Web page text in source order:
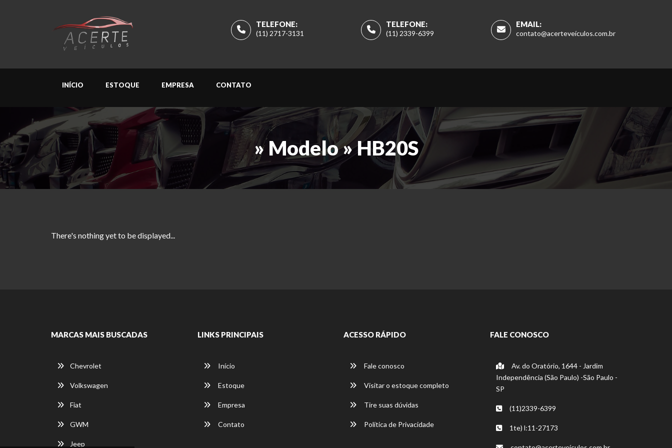
EMAIL:
contato@acerteveículos.com.br
TELEFONE:
(11) 2339-6399
TELEFONE:
(11) 2717-3131
INÍCIO ESTOQUE EMPRESA CONTATO
» Modelo » HB20S
There's nothing yet to be displayed...
MARCAS MAIS BUSCADAS
Chevrolet
Volkswagen
Fiat
GWM
Jeep
LINKS PRINCIPAIS
Início
Estoque
Empresa
Contato
ACESSO RÁPIDO
Fale conosco
Visitar o estoque completo
Tire suas dúvidas
Política de Privacidade
FALE CONOSCO
Av. do Oratório, 1644 - Jardim
Independência (São Paulo) -São Paulo -
SP
(11)2339-6399
1te) l:11-27173